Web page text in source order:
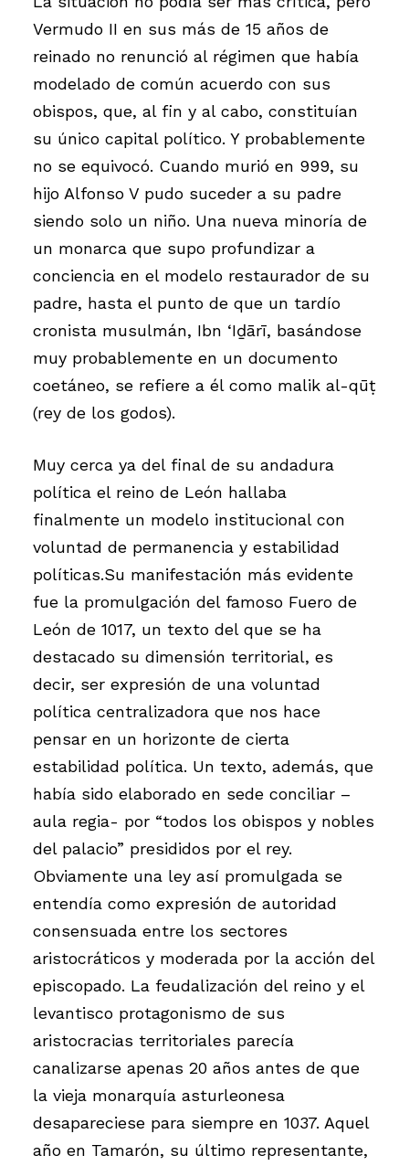
Vermudo II en sus más de 15 años de
reinado no renunció al régimen que había
modelado de común acuerdo con sus
obispos, que, al fin y al cabo, constituían
su único capital político. Y probablemente
no se equivocó. Cuando murió en 999, su
hijo Alfonso V pudo suceder a su padre
siendo solo un niño. Una nueva minoría de
un monarca que supo profundizar a
conciencia en el modelo restaurador de su
padre, hasta el punto de que un tardío
cronista musulmán, Ibn ‘Iḏārī, basándose
muy probablemente en un documento
coetáneo, se refiere a él como malik al-qūṭ
(rey de los godos).
Muy cerca ya del final de su andadura
política el reino de León hallaba
finalmente un modelo institucional con
voluntad de permanencia y estabilidad
políticas.Su manifestación más evidente
fue la promulgación del famoso Fuero de
León de 1017, un texto del que se ha
destacado su dimensión territorial, es
decir, ser expresión de una voluntad
política centralizadora que nos hace
pensar en un horizonte de cierta
estabilidad política. Un texto, además, que
había sido elaborado en sede conciliar –
aula regia- por “todos los obispos y nobles
del palacio” presididos por el rey.
Obviamente una ley así promulgada se
entendía como expresión de autoridad
consensuada entre los sectores
aristocráticos y moderada por la acción del
episcopado. La feudalización del reino y el
levantisco protagonismo de sus
aristocracias territoriales parecía
canalizarse apenas 20 años antes de que
la vieja monarquía asturleonesa
desapareciese para siempre en 1037. Aquel
año en Tamarón, su último representante,